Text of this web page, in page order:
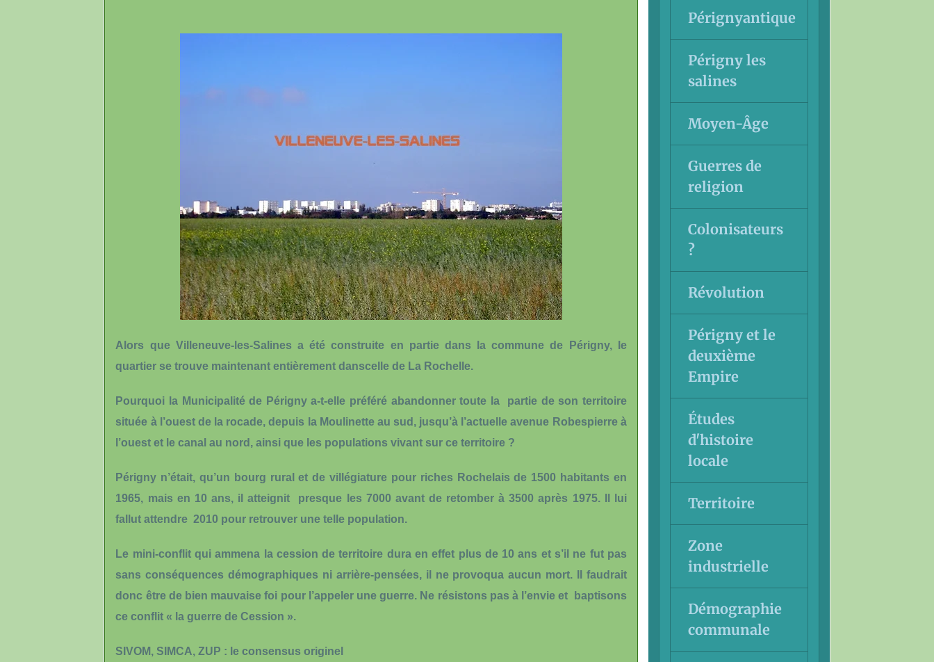
Alors que Villeneuve-les-Salines a été construite en partie dans la commune de Périgny, le
quartier se trouve maintenant entièrement danscelle de La Rochelle.
Pourquoi la Municipalité de Périgny a-t-elle préféré abandonner toute la partie de son territoire
située à l’ouest de la rocade, depuis la Moulinette au sud, jusqu’à l’actuelle avenue Robespierre à
l’ouest et le canal au nord, ainsi que les populations vivant sur ce territoire ?
Périgny n’était, qu’un bourg rural et de villégiature pour riches Rochelais de 1500 habitants en
1965, mais en 10 ans, il atteignit presque les 7000 avant de retomber à 3500 après 1975. Il lui
fallut attendre 2010 pour retrouver une telle population.
Le mini-conflit qui ammena la cession de territoire dura en effet plus de 10 ans et s’il ne fut pas
sans conséquences démographiques ni arrière-pensées, il ne provoqua aucun mort. Il faudrait
donc être de bien mauvaise foi pour l’appeler une guerre. Ne résistons pas à l’envie et baptisons
ce conflit « la guerre de Cession ».
SIVOM, SIMCA, ZUP : le consensus originel
Pérignyantique
Périgny les
salines
Moyen-Âge
Guerres de
religion
Colonisateurs
?
Révolution
Périgny et le
deuxième
Empire
Études
d'histoire
locale
Territoire
Zone
industrielle
Démographie
communale